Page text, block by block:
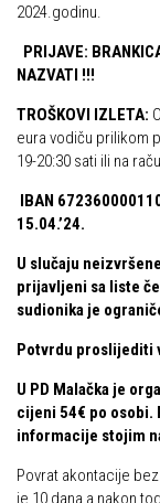
PRIJAVE:
TROŠKOVI IZLETA:
eura vodiču prilikom
19-20:30 sati ili na
IBAN
15.04.’24.
U slučaju
prijavljeni sa liste
sudionika je
Potvrdu proslijediti
U PD Malačka je
cijeni 54€ po osobi.
informacije stojim
Povrat akontacije
je 10 dana a nakon